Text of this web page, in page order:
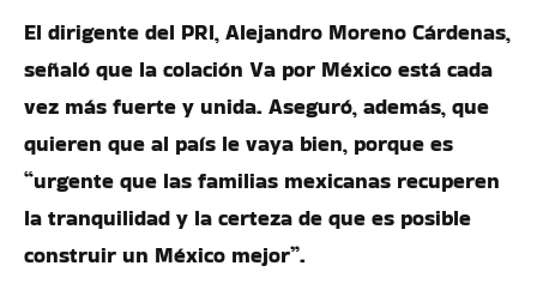
El dirigente del PRI, Alejandro Moreno Cárdenas,
señaló que la colación Va por México está cada
vez más fuerte y unida. Aseguró, además, que
quieren que al país le vaya bien, porque es
“urgente que las familias mexicanas recuperen
la tranquilidad y la certeza de que es posible
construir un México mejor”.